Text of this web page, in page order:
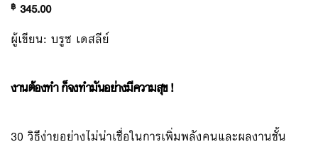
฿ 345.00
ผู้เขียน: บรูซ เดสลีย์
งานต้องทำ ก็จงทำมันอย่างมีความสุข !
30 วิธีง่ายอย่างไม่น่าเชื่อในการเพิ่มพลังคนและผลงานชั้น